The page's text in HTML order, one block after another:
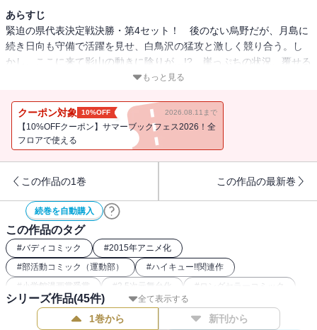
あらすじ
緊迫の県代表決定戦決勝・第4セット！ 後のない烏野だが、月島に
続き日向も守備で活躍を見せ、白鳥沢の猛攻と激しく競り合う。し
かし、ここに来て影山の動きに陰りが…!? 崖っぷちの状況、覆せる
もっと見る
クーポン対象 10%OFF 2026.08.11まで
【10%OFFクーポン】サマーブックフェス2026！全
フロアで使える
この作品の1巻 この作品の最新巻
続巻を自動購入
この作品のタグ
#バディコミック #2015年アニメ化
#部活動コミック（運動部） #ハイキュー!!関連作
# 小学館漫画賞受賞 #2.5次元舞台化 # ロングセラーコミック
#スポーツ漫画 #バレー漫画 #2016年アニメ化
2020年アニメ化 # 2024年映画化
全て表示する
シリーズ作品(45件)
1巻から 新刊から